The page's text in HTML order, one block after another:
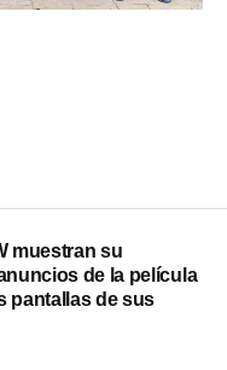
muestran su
de la película
pantallas de sus